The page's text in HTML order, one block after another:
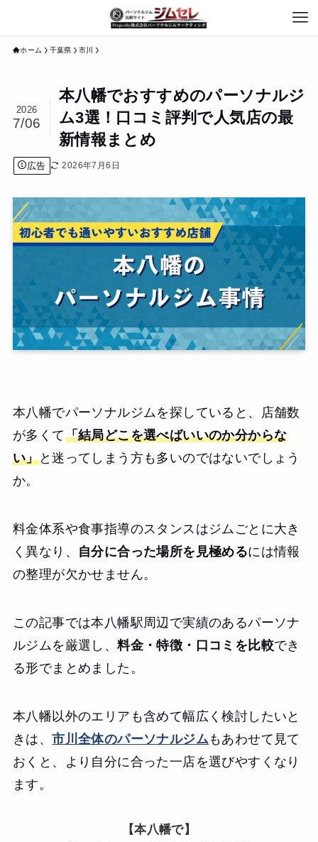
ホーム 千葉県 市川
本八幡でおすすめのパーソナルジ
ム3選！口コミ評判で人気店の最
新情報まとめ
2026
7/06
広告 2026年7月6日
本八幡でパーソナルジムを探していると、店舗数
が多くて「結局どこを選べばいいのか分からな
い」と迷ってしまう方も多いのではないでしょう
か。
料金体系や食事指導のスタンスはジムごとに大き
く異なり、
自分に合った場所を見極めるには情報
の整理が欠かせません。
この記事では本八幡駅周辺で実績のあるパーソナ
ルジムを厳選し、料金・特徴・口コミを比較でき
る形でまとめました。
本八幡以外のエリアも含めて幅広く検討したいと
きは、市川全体のパーソナルジム もあわせて見て
おくと、より自分に合った一店を選びやすくなり
ます。
【本八幡で】